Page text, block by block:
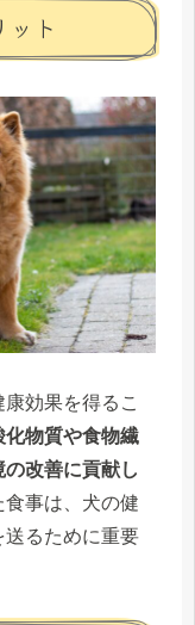
ト
効果を得るこ
物質や食物繊
改善に貢献し
事は、犬の健
送るために重要